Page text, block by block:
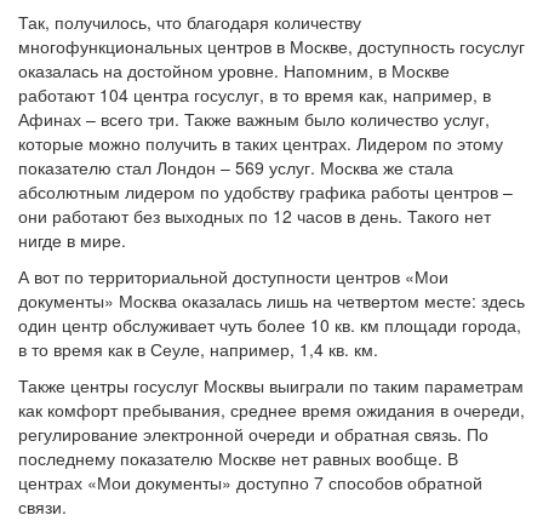
Так, получилось, что благодаря количеству
многофункциональных центров в Москве, доступность госуслуг
оказалась на достойном уровне. Напомним, в Москве
работают 104 центра госуслуг, в то время как, например, в
Афинах – всего три. Также важным было количество услуг,
которые можно получить в таких центрах. Лидером по этому
показателю стал Лондон – 569 услуг. Москва же стала
абсолютным лидером по удобству графика работы центров –
они работают без выходных по 12 часов в день. Такого нет
нигде в мире.
А вот по территориальной доступности центров «Мои
документы» Москва оказалась лишь на четвертом месте: здесь
один центр обслуживает чуть более 10 кв. км площади города,
в то время как в Сеуле, например, 1,4 кв. км.
Также центры госуслуг Москвы выиграли по таким параметрам
как комфорт пребывания, среднее время ожидания в очереди,
регулирование электронной очереди и обратная связь. По
последнему показателю Москве нет равных вообще. В
центрах «Мои документы» доступно 7 способов обратной
связи.